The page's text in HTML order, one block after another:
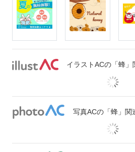
イラストACの「蜂」
写真ACの「蜂」関